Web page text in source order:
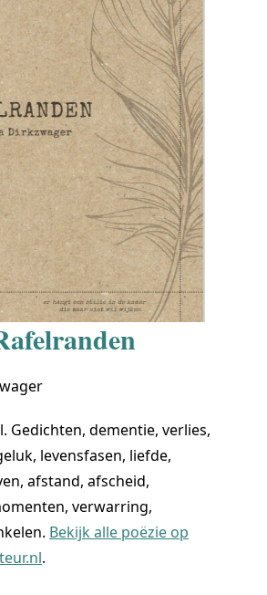
Gedichten, dementie, verlies,
levensfasen, liefde,
afstand, afscheid,
verwarring,
Bekijk alle poëzie op
.